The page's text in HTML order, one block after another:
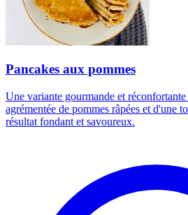
Pancakes aux pommes
Une variante gourmande et réconfortante
agrémentée de pommes râpées et d'une
résultat fondant et savoureux.